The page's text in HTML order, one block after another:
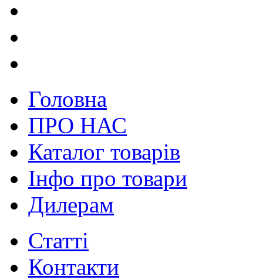
Головна
ПРО НАС
Каталог товарів
Інфо про товари
Дилерам
Статті
Контакти